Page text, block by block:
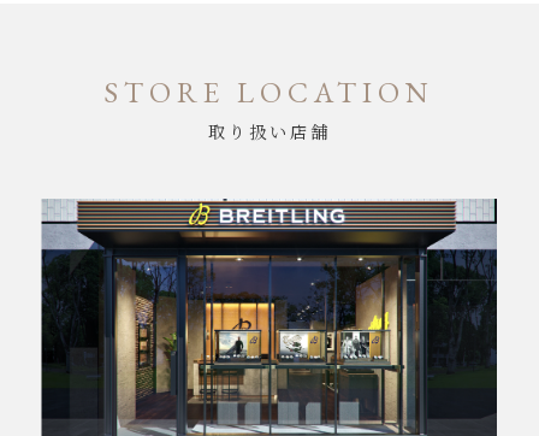
STORE LOCATION
取り扱い店舗